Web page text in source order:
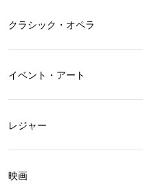
クラシック・オペラ
イベント・アート
レジャー
映画